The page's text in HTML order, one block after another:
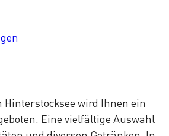
Hinterstocksee wird Ihnen ein
Eine vielfältige Auswahl